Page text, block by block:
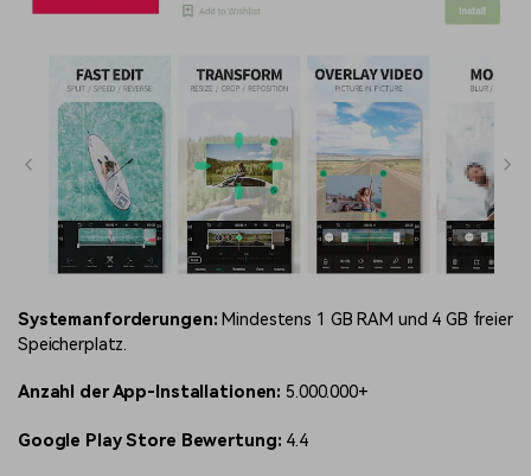
Systemanforderungen: Mindestens 1 GB RAM und 4 GB freier
Speicherplatz.
Anzahl der App-Installationen: 5.000.000+
Google Play Store Bewertung: 4.4